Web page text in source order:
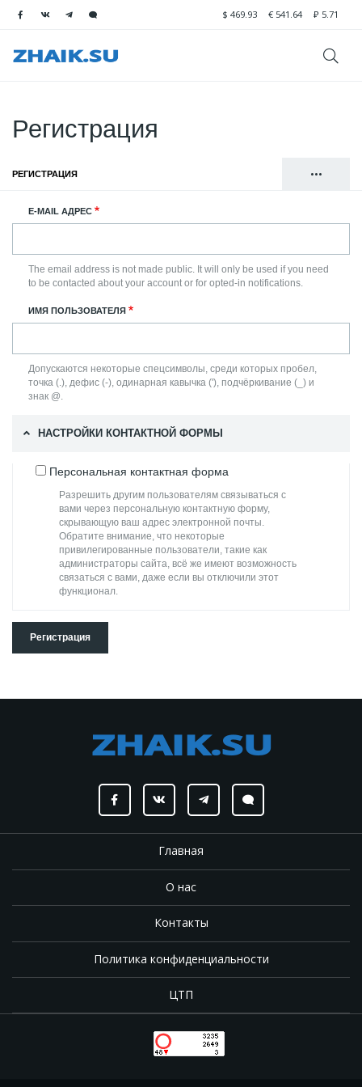
$ 469.93 € 541.64 ₽ 5.71
Регистрация
•••
вкладки
ВОЙТИ
РЕГИСТРАЦИЯ
E-MAIL АДРЕС
The email address is not made public. It will only be used if you need
to be contacted about your account or for opted-in notifications.
ИМЯ ПОЛЬЗОВАТЕЛЯ
Допускаются некоторые спецсимволы, среди которых пробел,
точка (.), дефис (-), одинарная кавычка ('), подчёркивание (_) и
знак @.
НАСТРОЙКИ КОНТАКТНОЙ ФОРМЫ
Персональная контактная форма
Разрешить другим пользователям связываться с
вами через персональную контактную форму,
скрывающую ваш адрес электронной почты.
Обратите внимание, что некоторые
привилегированные пользователи, такие как
администраторы сайта, всё же имеют возможность
связаться с вами, даже если вы отключили этот
функционал.
Главная
О нас
Контакты
Политика конфиденциальности
ЦТП